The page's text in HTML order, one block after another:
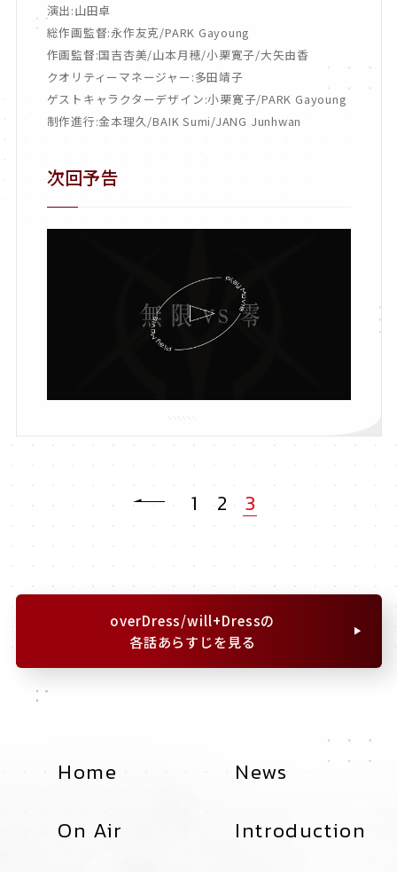
演出:山田卓
総作画監督:永作友克/PARK Gayoung
作画監督:国吉杏美/山本月穂/小栗寛子/大矢由香
クオリティーマネージャー:多田靖子
ゲストキャラクターデザイン:小栗寛子/PARK Gayoung
制作進行:金本理久/BAIK Sumi/JANG Junhwan
次回予告
1 2 3
overDress/will+Dressの
各話あらすじを見る
Home
News
On Air
Introduction